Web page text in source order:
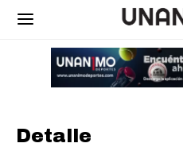
Detalle